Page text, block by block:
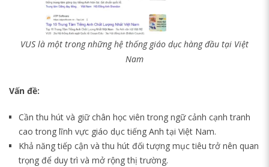
VUS là một trong những hệ thống giáo dục hàng đầu tại Việt
Nam
Vấn đề:
Cần thu hút và giữ chân học viên trong ngữ cảnh cạnh tranh
cao trong lĩnh vực giáo dục tiếng Anh tại Việt Nam.
Khả năng tiếp cận và thu hút đối tượng mục tiêu trở nên quan
trọng để duy trì và mở rộng thị trường.